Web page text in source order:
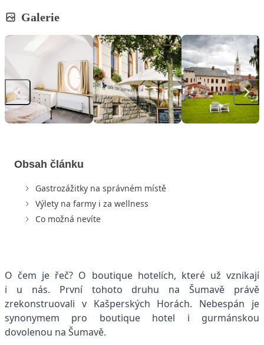
Galerie
Obsah článku
Gastrozážitky na správném místě
Výlety na farmy i za wellness
Co možná nevíte
O čem je řeč? O boutique hotelích, které už vznikají
i u nás. První tohoto druhu na Šumavě právě
zrekonstruovali v Kašperských Horách. Nebespán je
synonymem pro boutique hotel i gurmánskou
dovolenou na Šumavě.